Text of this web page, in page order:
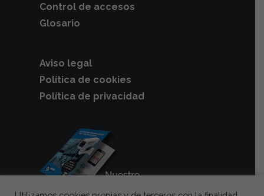
Control de accesos
Glosario
Aviso legal
Política de cookies
Política de privacidad